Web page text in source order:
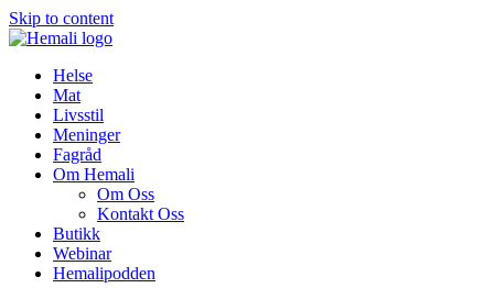
Skip to content
Helse
Mat
Livsstil
Meninger
Fagråd
Om Hemali
Om Oss
Kontakt Oss
Butikk
Webinar
Hemalipodden